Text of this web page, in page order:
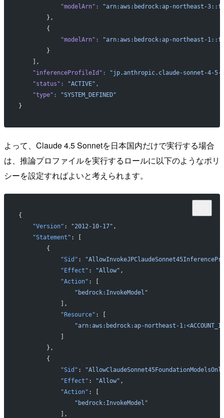
            "modelArn"
:
"arn:aws:bedrock:ap-northeast-
        },
        {
            "modelArn"
:
"arn:aws:bedrock:ap-northeast-
        }
    ],
    "inferenceProfileId"
:
"jp.anthropic.claude-sonnet-4-5-
    "status"
:
"ACTIVE",
    "type"
:
"SYSTEM_DEFINED"
}
よって、Claude 4.5 Sonnetを日本国内だけで実行する場合
は、推論プロファイルを実行するロールに以下のようなポリ
シーを設定すればよいと考えられます。
{
    "Version"
: "2012-10-17" ,
    "Statement"
: [
        {
            "Sid"
:
            "Effect"
: "Allow" ,
            "Action"
: [
                "bedrock:InvokeModel"
            ],
            "Resource"
: [
"arn:aws:bedrock:ap-northeast-
            ]
        },
        {
            "Sid"
:
            "Effect"
: "Allow" ,
            "Action"
: [
                "bedrock:InvokeModel"
            ],